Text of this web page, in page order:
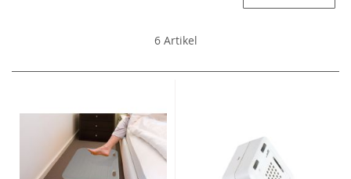
6Artikel